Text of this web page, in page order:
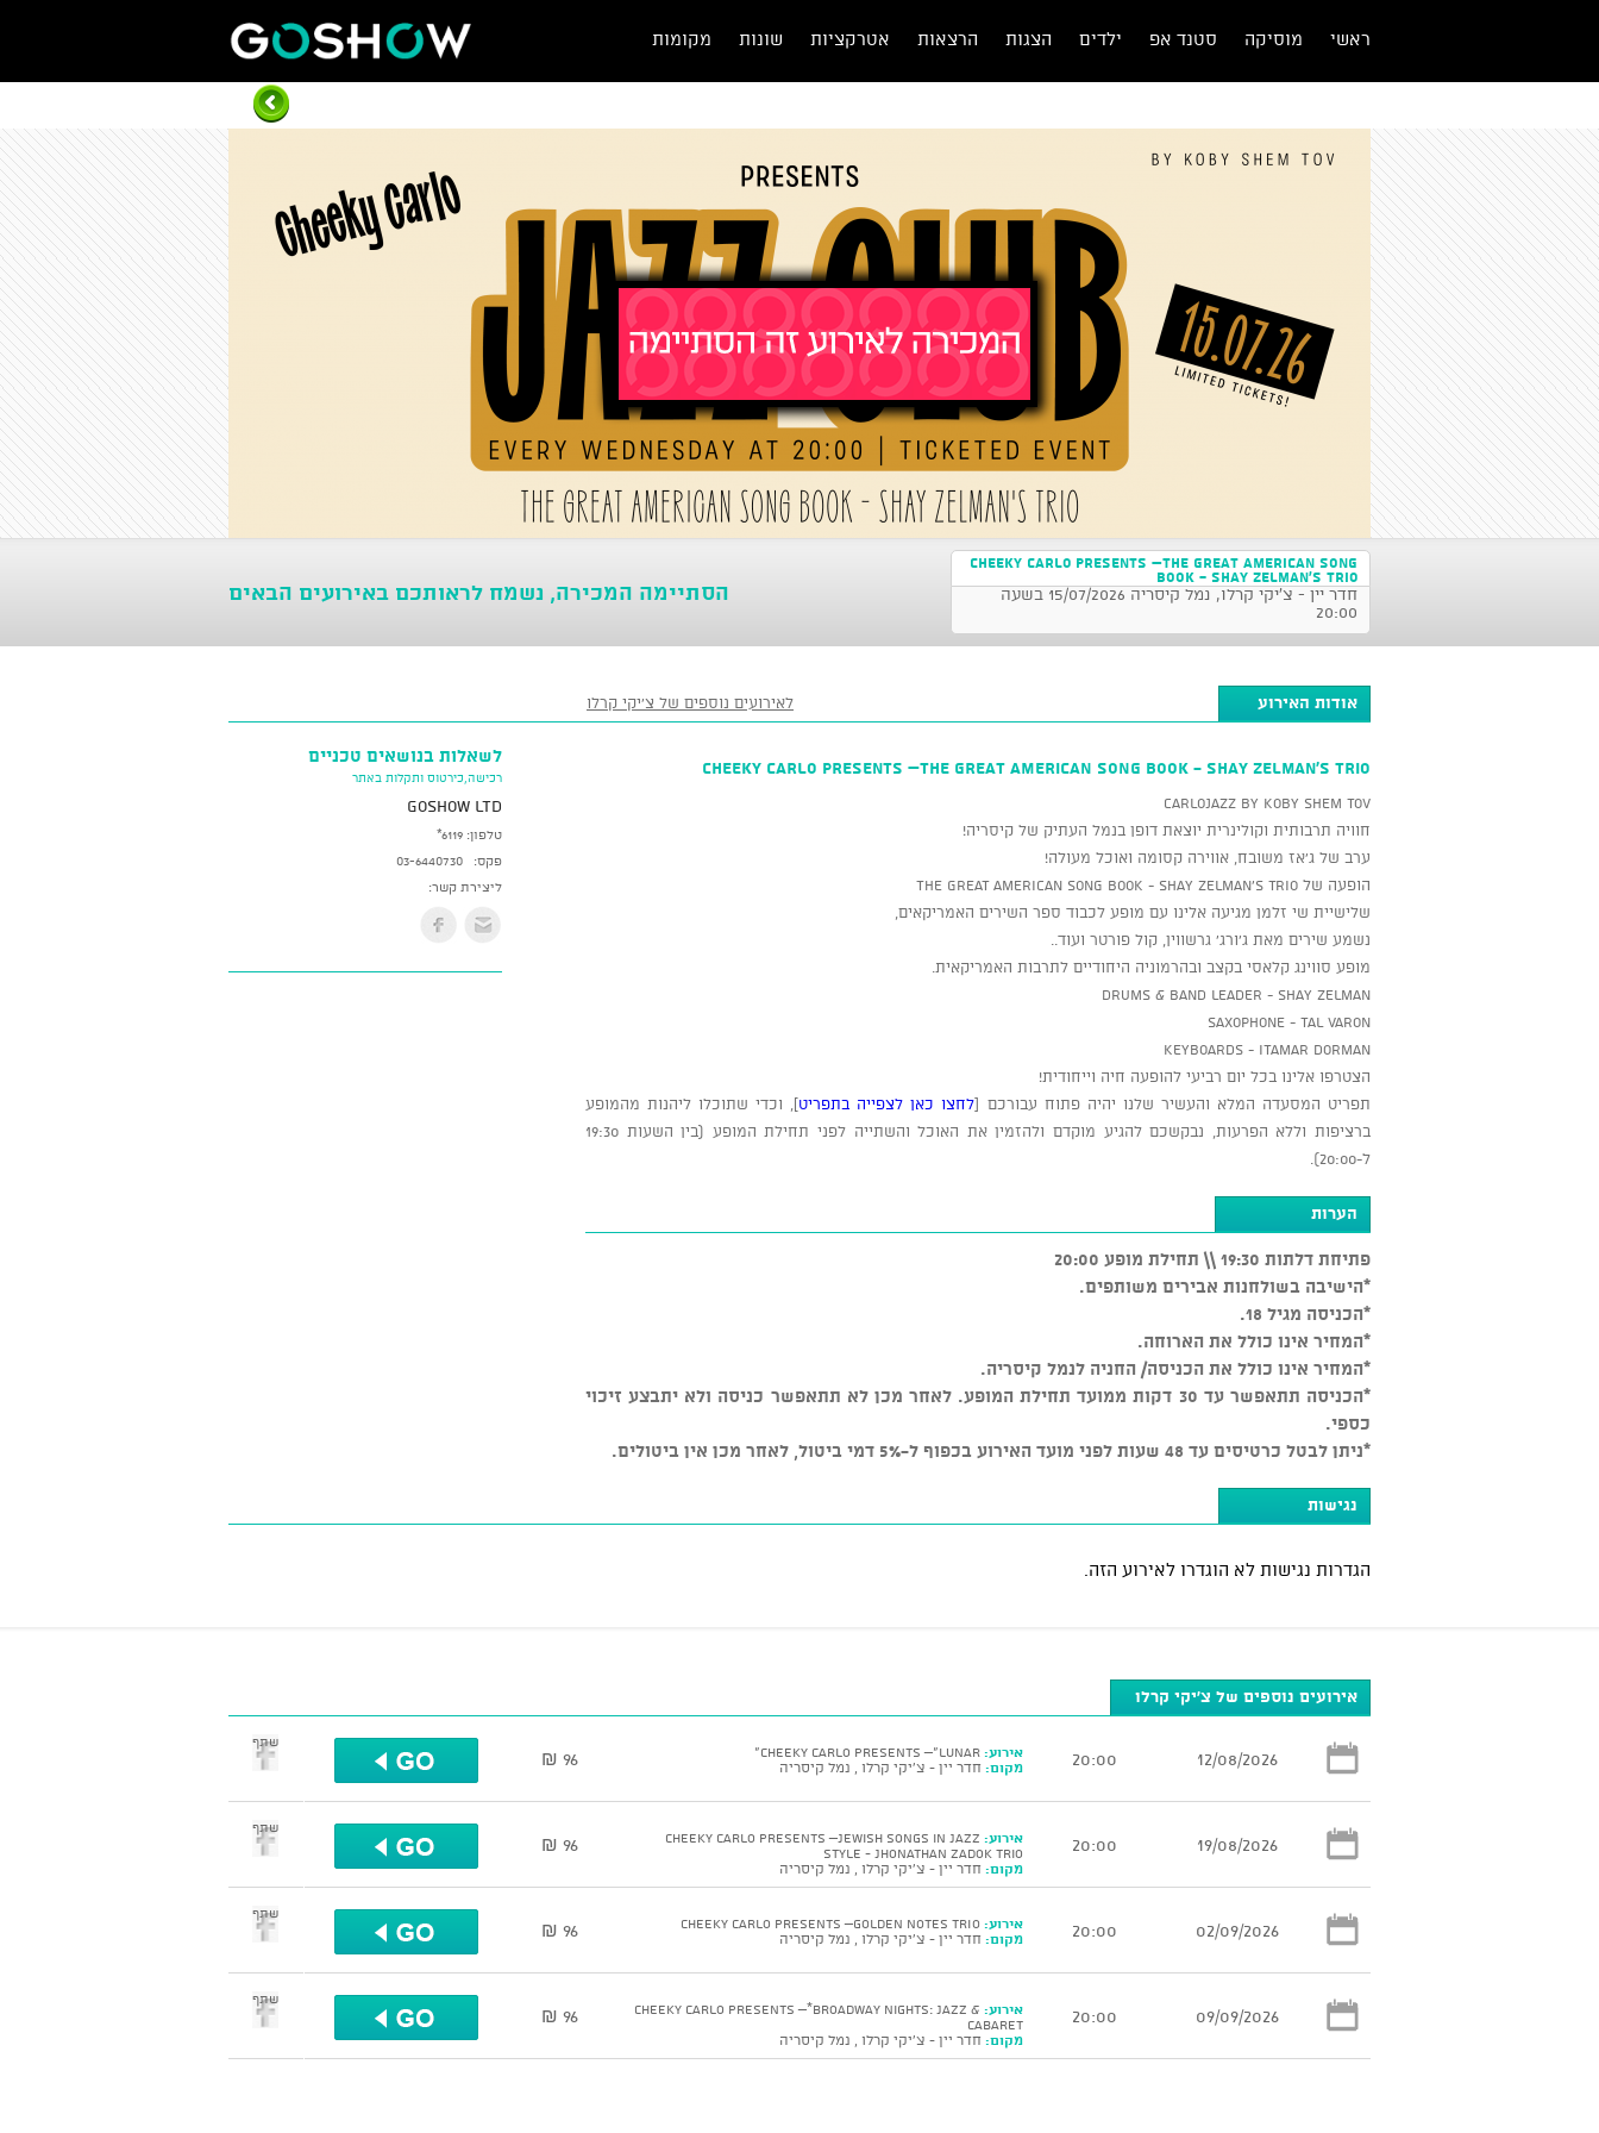
ראשי מוסיקה סטנד אפ ילדים הצגות הרצאות אטרקציות שונות מקומות
Cheeky Carlo presents –THE GREAT AMERICAN SONG
BOOK - Shay Zelman's Trio
חדר יין - צ'יקי קרלו, נמל קיסריה 15/07/2026 בשעה
20:00
הסתיימה המכירה, נשמח לראותכם באירועים הבאים
אודות האירוע לאירועים נוספים של צ'יקי קרלו
Cheeky Carlo presents –THE GREAT AMERICAN SONG BOOK - Shay Zelman's Trio
CARLOJAZZ by Koby Shem Tov
חוויה תרבותית וקולינרית יוצאת דופן בנמל העתיק של קיסריה!
ערב של ג'אז משובח, אווירה קסומה ואוכל מעולה!
הופעה של THE GREAT AMERICAN SONG BOOK - Shay Zelman's Trio
שלישיית שי זלמן מגיעה אלינו עם מופע לכבוד ספר השירים האמריקאים,
נשמע שירים מאת ג'ורג' גרשווין, קול פורטר ועוד..
מופע סווינג קלאסי בקצב ובהרמוניה היחודיים לתרבות האמריקאית.
Drums & Band Leader - Shay Zelman
Saxophone - Tal Varon
Keyboards - Itamar Dorman
הצטרפו אלינו בכל יום רביעי להופעה חיה וייחודית!
תפריט המסעדה המלא והעשיר שלנו יהיה פתוח עבורכם [לחצו כאן לצפייה בתפריט], וכדי שתוכלו ליהנות מהמופע
ברציפות וללא הפרעות, נבקשכם להגיע מוקדם ולהזמין את האוכל והשתייה לפני תחילת המופע (בין השעות 19:30
ל-20:00).
הערות
פתיחת דלתות 19:30 \\ תחילת מופע 20:00
*הישיבה בשולחנות אבירים משותפים.
*הכניסה מגיל 18.
*המחיר אינו כולל את הארוחה.
*המחיר אינו כולל את הכניסה/ החניה לנמל קיסריה.
*הכניסה תתאפשר עד 30 דקות ממועד תחילת המופע. לאחר מכן לא תתאפשר כניסה ולא יתבצע זיכוי
כספי.
*ניתן לבטל כרטיסים עד 48 שעות לפני מועד האירוע בכפוף ל-5% דמי ביטול, לאחר מכן אין ביטולים.
לשאלות בנושאים טכניים
רכישה,כירטוס ותקלות באתר
GoShow LTD
טלפון: *6119
פקס:
03-6440730
ליצירת קשר:
נגישות
הגדרות נגישות לא הוגדרו לאירוע הזה.
אירועים נוספים של צ'יקי קרלו
12/08/2026
20:00 אירוע:
מקום: חדר יין - צ'יקי קרלו , נמל קיסריה 96 ₪
שתף
19/08/2026
20:00 אירוע: Cheeky Carlo presents –Jewish Songs in Jazz
Style - Jhonathan Zadok Trio
מקום: חדר יין - צ'יקי קרלו , נמל קיסריה
96 ₪
שתף
02/09/2026
20:00 אירוע:
מקום: חדר יין - צ'יקי קרלו , נמל קיסריה 96 ₪
שתף
09/09/2026
20:00 אירוע: Cheeky Carlo presents –*Broadway Nights: Jazz &
Cabaret
מקום: חדר יין - צ'יקי קרלו , נמל קיסריה
96 ₪
שתף